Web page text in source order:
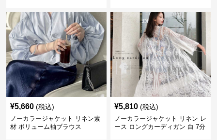
¥5,660 (税込)
ノーカラージャケット リネン素
材 ボリューム袖ブラウス
¥5,810 (税込)
ノーカラージャケット リネン レ
ース ロングカーディガン 白 7分